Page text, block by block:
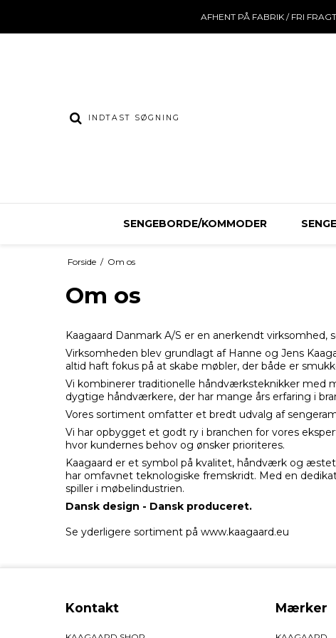
AFHENT PÅ FABRIK / FRI FRAGT
SENGEBORDE/KOMMODER
Forside / Om os
Om os
Kaagaard Danmark A/S er en anerkendt virksomhed,
Virksomheden blev grundlagt af Hanne og Jens
altid haft fokus på at skabe møbler, der både er
Vi kombinerer traditionelle håndværksteknikker med
dygtige håndværkere, der har mange års erfaring i
Vores sortiment omfatter et bredt udvalg af
Vi har opbygget et godt ry i branchen for vores
hvor kundernes behov og ønsker prioriteres.
Kaagaard er et symbol på kvalitet, håndværk og
har omfavnet teknologiske fremskridt. Med en
spiller i møbelindustrien.
Dansk design - Dansk produceret.
Se yderligere sortiment på www.kaagaard.eu
Kontakt Mærker